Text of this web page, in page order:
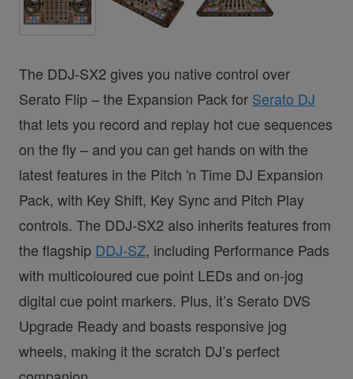
The DDJ-SX2 gives you native control over
Serato Flip – the Expansion Pack for Serato DJ
that lets you record and replay hot cue sequences
on the fly – and you can get hands on with the
latest features in the Pitch 'n Time DJ Expansion
Pack, with Key Shift, Key Sync and Pitch Play
controls. The DDJ-SX2 also inherits features from
the flagship DDJ-SZ, including Performance Pads
with multicoloured cue point LEDs and on-jog
digital cue point markers. Plus, it’s Serato DVS
Upgrade Ready and boasts responsive jog
wheels, making it the scratch DJ’s perfect